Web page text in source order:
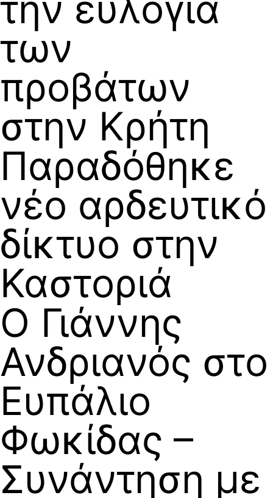
των
προβάτων
στην Κρήτη
Παραδόθηκε
νέο αρδευτικό
δίκτυο στην
Καστοριά
Ο Γιάννης
Ανδριανός στο
Ευπάλιο
Φωκίδας –
Συνάντηση με